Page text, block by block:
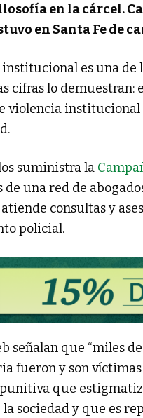
en la cárcel.
en Santa Fe
es una de
cifras lo demuestran:
violencia
suministra la
de una red de
consultas y
policial.
señalan que “miles
fueron y son
que
la sociedad y que es